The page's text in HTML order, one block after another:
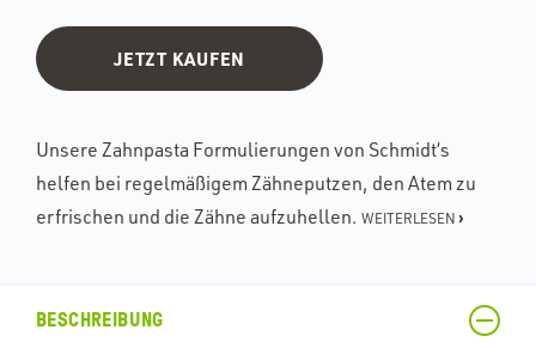
JETZT KAUFEN
Unsere Zahnpasta Formulierungen von Schmidt‘s
helfen bei regelmäßigem Zähneputzen, den Atem zu
erfrischen und die Zähne aufzuhellen. WEITERLESEN ›
BESCHREIBUNG